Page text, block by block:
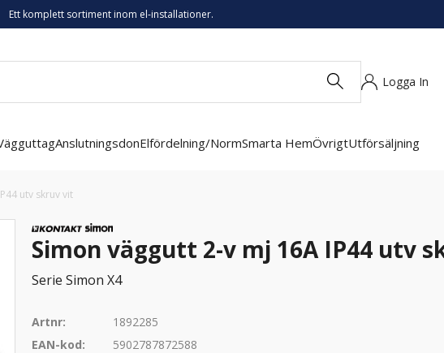
Ett komplett sortiment inom el-installationer.
Logga In
AnslutningsdonElfördelning/NormSmarta HemÖvrigtUtförsäljning
utv skruv vit
Simon väggutt 2-v mj 16A IP44 utv
Serie Simon X4
Artnr:
1892285
EAN-kod:
5902787872588